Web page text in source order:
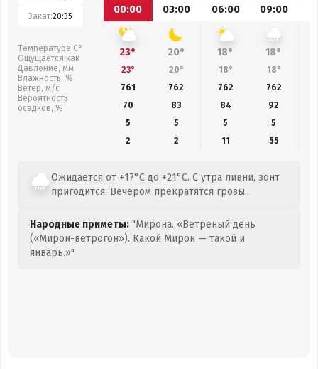
Закат:20:35
Температура С°
Ощущается как
Давление, мм
Влажность, %
Ветер, м/с
Вероятность
осадков, %
00:00
03:00 06:00 09:00
23° 20° 18° 18°
23° 20° 18° 18°
761
762 762 762
70
83 84 92
5
5 5
5
2
2 11 55
Ожидается от +17°C до +21°C. С утра ливни, зонт
пригодится. Вечером прекратятся грозы.
Народные приметы: "Мирона. «Ветреный день
(«Мирон-ветрогон»). Какой Мирон — такой и
январь.»"